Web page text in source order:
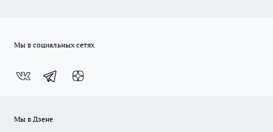
Мы в социальных сетях
Мы в Дзене